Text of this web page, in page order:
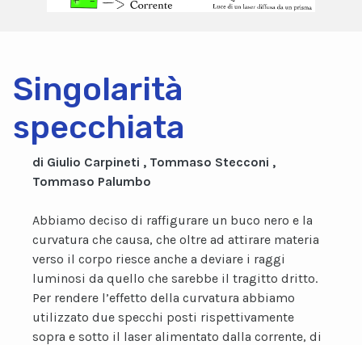
Singolarità
specchiata
di Giulio Carpineti , Tommaso Stecconi ,
Tommaso Palumbo
Abbiamo deciso di raffigurare un buco nero e la
curvatura che causa, che oltre ad attirare materia
verso il corpo riesce anche a deviare i raggi
luminosi da quello che sarebbe il tragitto dritto.
Per rendere l’effetto della curvatura abbiamo
utilizzato due specchi posti rispettivamente
sopra e sotto il laser alimentato dalla corrente, di